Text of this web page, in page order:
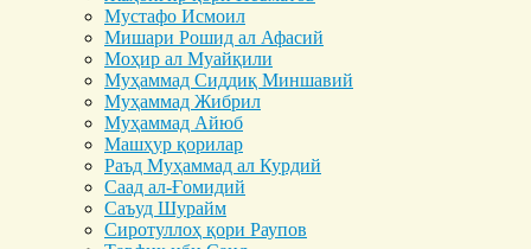
Мустафо Исмоил
Мишари Рошид ал Афасий
Моҳир ал Муайқили
Муҳаммад Cиддиқ Миншавий
Муҳаммад Жибрил
Муҳаммад Айюб
Машҳур қорилар
Раъд Муҳаммад ал Курдий
Саад ал-Ғомидий
Саъуд Шурайм
Сиротуллоҳ қори Раупов